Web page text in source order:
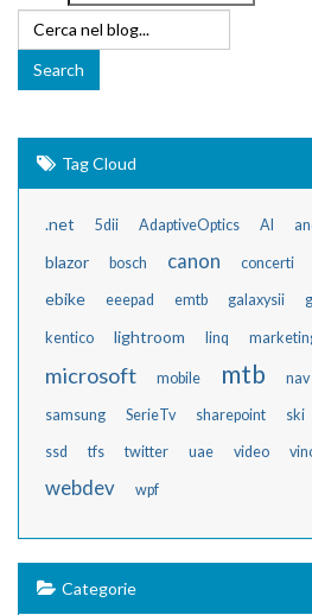
Tag Cloud
.net 5dii AdaptiveOptics AI
blazor bosch canon concerti
ebike eeepad emtb galaxysii
kentico lightroom linq
microsoft mobile mtb nav
samsung SerieTv sharepoint ski
ssd tfs twitter uae video
webdev wpf
Categorie